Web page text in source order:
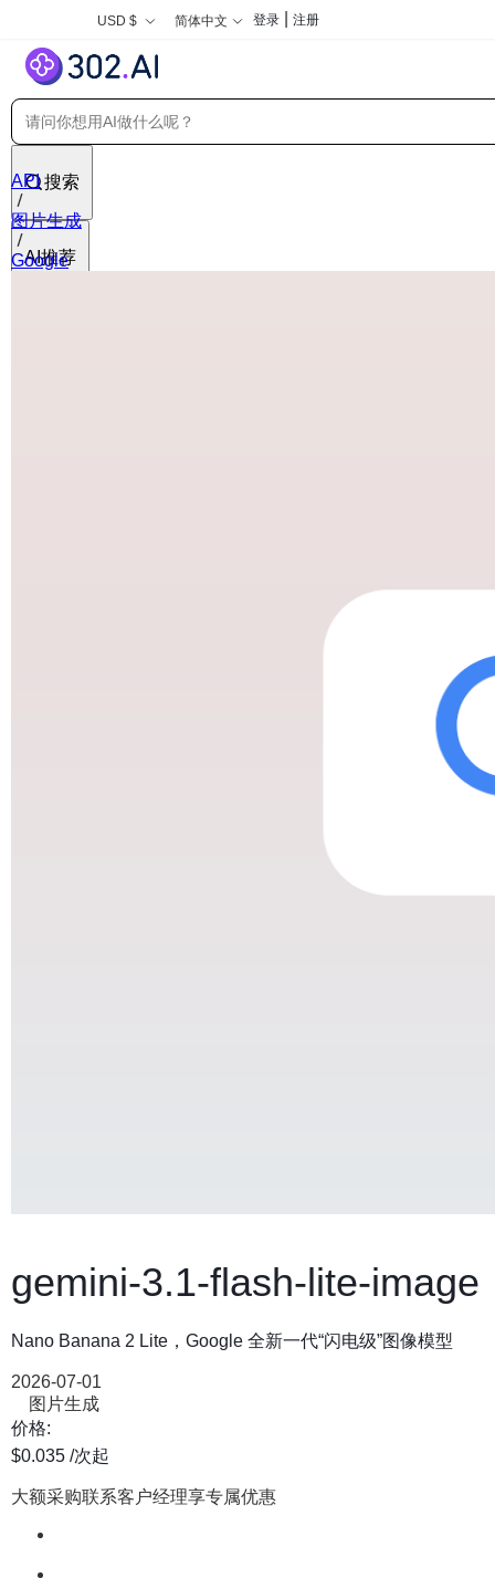
USD $ 简体中文 登录 注册
搜索
AI推荐
API
图片生成
Google
gemini-3.1-flash-lite-image
Nano Banana 2 Lite，Google 全新一代“闪电级”图像模型
2026-07-01
图片生成
价格:
$0.035 /次起
大额采购联系客户经理享专属优惠